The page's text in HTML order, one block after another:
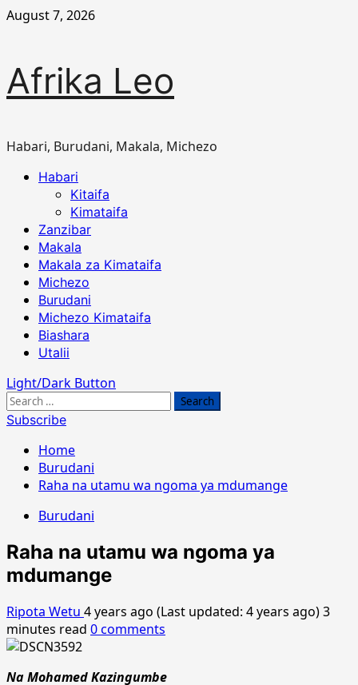
Skip
August 7, 2026
Afrika Leo
Habari, Burudani, Makala, Michezo
PrimaryHabari
Kitaifa
Kimataifa
Zanzibar
Makala
Makala za Kimataifa
Michezo
Burudani
Michezo Kimataifa
Biashara
Utalii
Light/Dark Button
Search
for:
Subscribe
Home
Burudani
Raha na utamu wa ngoma ya mdumange
Burudani
Raha na utamu wa ngoma ya
mdumange
Ripota Wetu 4 years ago (Last updated: 4 years ago)3
minutes read 0 comments
Na Mohamed Kazingumbe